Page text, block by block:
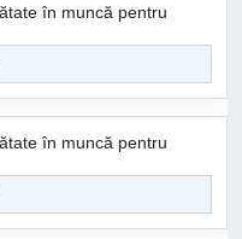
în muncă pentru
în muncă pentru